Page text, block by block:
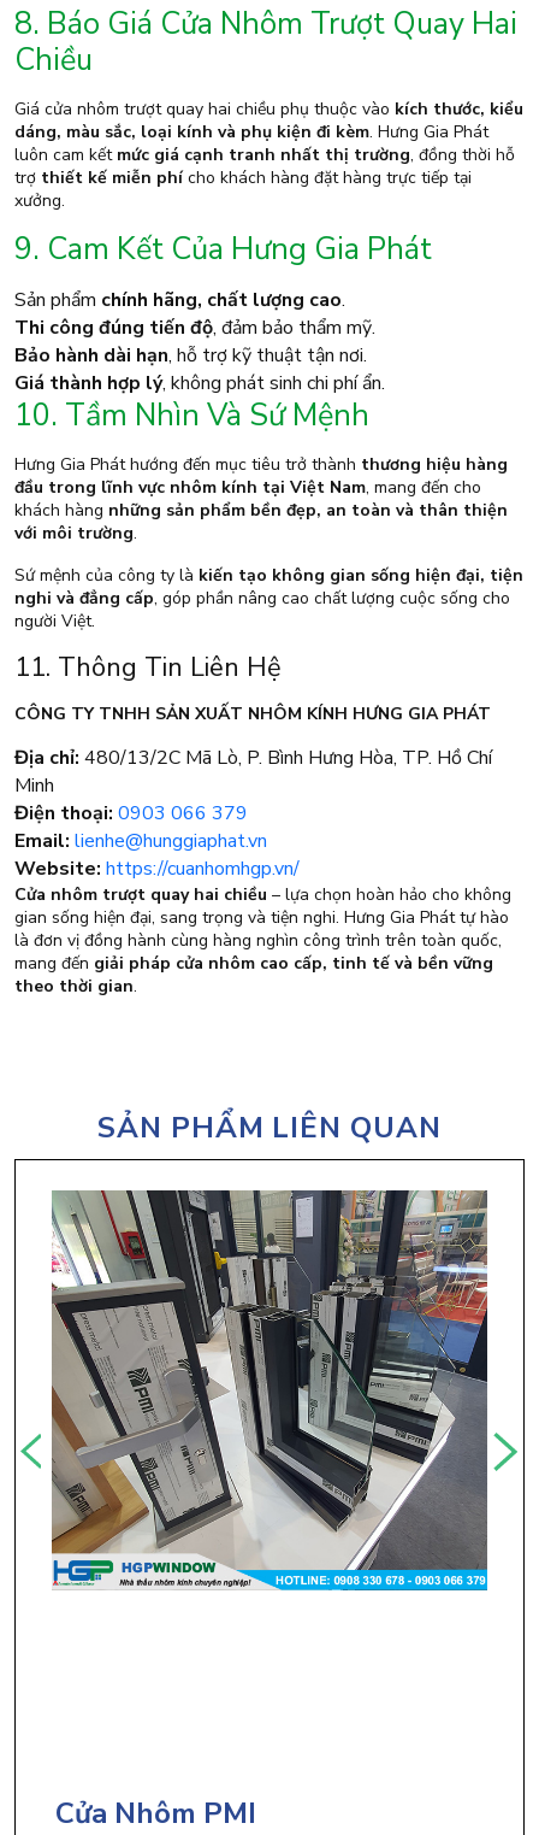
8. Báo Giá Cửa Nhôm Trượt Quay Hai
Chiều
Giá cửa nhôm trượt quay hai chiều phụ thuộc vào kích thước, kiểu
dáng, màu sắc, loại kính và phụ kiện đi kèm. Hưng Gia Phát
luôn cam kết mức giá cạnh tranh nhất thị trường, đồng thời hỗ
trợ thiết kế miễn phícho khách hàng đặt hàng trực tiếp tại
xưởng.
9. Cam Kết Của Hưng Gia Phát
Sản phẩm chính hãng, chất lượng cao.
Thi công đúng tiến độ, đảm bảo thẩm mỹ.
Bảo hành dài hạn, hỗ trợ kỹ thuật tận nơi.
Giá thành hợp lý, không phát sinh chi phí ẩn.
10. Tầm Nhìn Và Sứ Mệnh
Hưng Gia Phát hướng đến mục tiêu trở thành thương hiệu hàng
đầu trong lĩnh vực nhôm kính tại Việt Nam, mang đến cho
khách hàng những sản phẩm bền đẹp, an toàn và thân thiện
với môi trường.
Sứ mệnh của công ty là kiến tạo không gian sống hiện đại, tiện
nghi và đẳng cấp, góp phần nâng cao chất lượng cuộc sống cho
người Việt.
11. Thông Tin Liên Hệ
CÔNG TY TNHH SẢN XUẤT NHÔM KÍNH HƯNG GIA PHÁT
Địa chỉ: 480/13/2C Mã Lò, P. Bình Hưng Hòa, TP. Hồ Chí
Minh
Điện thoại: 0903 066 379
Email: lienhe@hunggiaphat.vn
Website: https://cuanhomhgp.vn/
Cửa nhôm trượt quay hai chiều – lựa chọn hoàn hảo cho không
gian sống hiện đại, sang trọng và tiện nghi. Hưng Gia Phát tự hào
là đơn vị đồng hành cùng hàng nghìn công trình trên toàn quốc,
mang đến giải pháp cửa nhôm cao cấp, tinh tế và bền vững
theo thời gian.
SẢN PHẨM LIÊN QUAN
Cửa Nhôm PMI